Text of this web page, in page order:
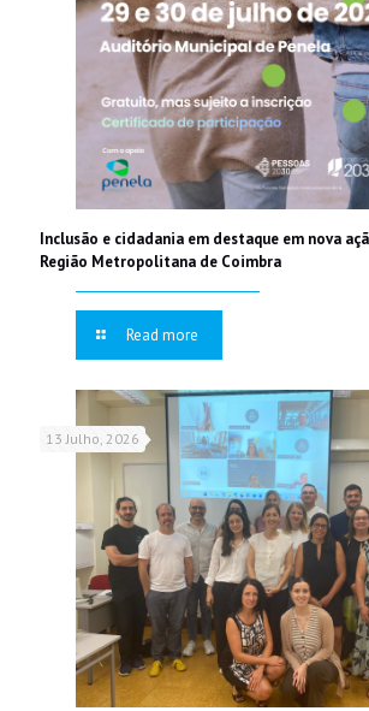
Inclusão e cidadania em destaque em nova
Região Metropolitana de Coimbra
Read more
13 Julho, 2026